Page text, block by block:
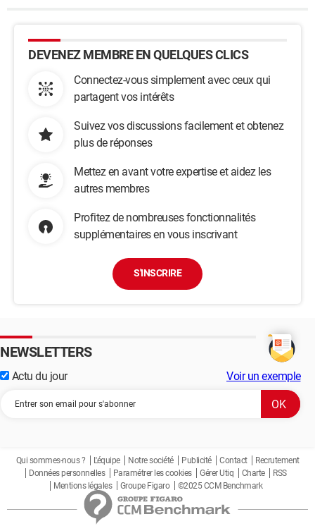
DEVENEZ MEMBRE EN QUELQUES CLICS
Connectez-vous simplement avec ceux qui
partagent vos intérêts
Suivez vos discussions facilement et obtenez
plus de réponses
Mettez en avant votre expertise et aidez les
autres membres
Profitez de nombreuses fonctionnalités
supplémentaires en vous inscrivant
S'INSCRIRE
NEWSLETTERS
Actu du jour Voir un exemple
Qui sommes-nous ? L'équipe Notre société Publicité Contact
Recrutement
Données personnelles
Paramétrer les cookies Gérer Utiq Charte
RSS
Mentions légales
Groupe Figaro ©2025 CCM Benchmark